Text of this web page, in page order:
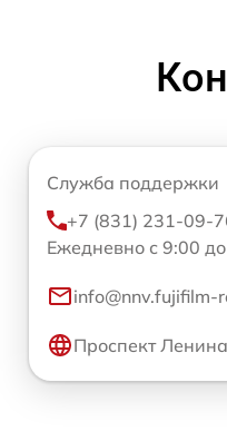
Служба поддержки
+7 (831) 231-09-
Ежедневно с 9:00
info@nnv.fujifilm-
Проспект